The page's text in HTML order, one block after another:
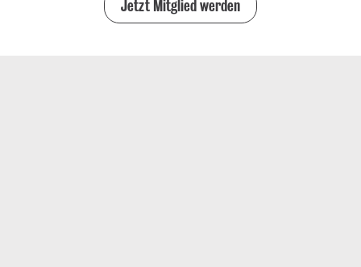
Jetzt Mitglied werden